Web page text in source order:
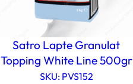
Satro Lapte Granulat
Topping White Line 500gr
SKU: PVS152